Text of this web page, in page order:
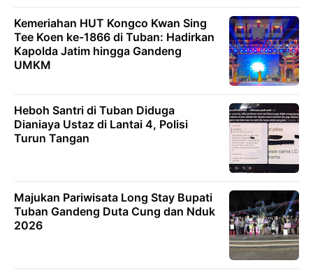
Kemeriahan HUT Kongco Kwan Sing
Tee Koen ke-1866 di Tuban: Hadirkan
Kapolda Jatim hingga Gandeng
UMKM
Heboh Santri di Tuban Diduga
Dianiaya Ustaz di Lantai 4, Polisi
Turun Tangan
Majukan Pariwisata Long Stay Bupati
Tuban Gandeng Duta Cung dan Nduk
2026